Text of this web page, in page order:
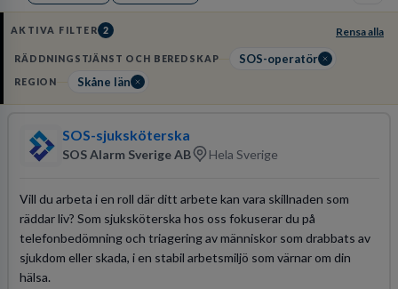
AKTIVA FILTER 2 Rensa alla
RÄDDNINGSTJÄNST OCH BEREDSKAP SOS-operatör
REGION Skåne län
SOS-sjuksköterska
SOS Alarm Sverige AB Hela Sverige
Vill du arbeta i en roll där ditt arbete kan vara skillnaden som
räddar liv? Som sjuksköterska hos oss fokuserar du på
telefonbedömning och triagering av människor som drabbats av
sjukdom eller skada, i en stabil arbetsmiljö som värnar om din
hälsa.